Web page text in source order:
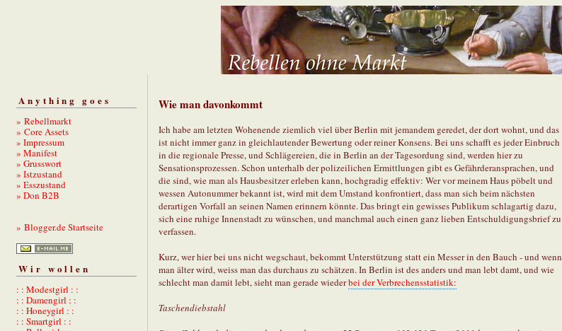
Anything goes
» Rebellmarkt
» Core Assets
» Impressum
» Manifest
» Grusswort
» Istzustand
» Esszustand
» Don B2B
» Blogger.de Startseite
Wir wollen
: : Modestgirl : :
: : Damengirl : :
: : Honeygirl : :
: : Smartgirl : :
Wie man davonkommt
Ich habe am letzten Wohenende ziemlich viel über Berlin mit jemandem geredet, der dort wohnt, und das
ist nicht immer ganz in gleichlautender Bewertung oder reiner Konsens. Bei uns schafft es jeder Einbruch
in die regionale Presse, und Schlägereien, die in Berlin an der Tagesordung sind, werden hier zu
Sensationsprozessen. Schon unterhalb der polizeilichen Ermittlungen gibt es Gefährderansprachen, und
die sind, wie man als Hausbesitzer erleben kann, hochgradig effektiv: Wer vor meinem Haus pöbelt und
wessen Autonummer bekannt ist, wird mit dem Umstand konfrontiert, dass man sich beim nächsten
derartigen Vorfall an seinen Namen erinnern könnte. Das bringt ein gewisses Publikum schlagartig dazu,
sich eine ruhige Innenstadt zu wünschen, und manchmal auch einen ganz lieben Entschuldigungsbrief zu
verfassen.
Kurz, wer hier bei uns nicht wegschaut, bekommt Unterstützung statt ein Messer in den Bauch - und wenn
man älter wird, weiss man das durchaus zu schätzen. In Berlin ist des anders und man lebt damt, und wie
schlecht man damit lebt, sieht man gerade wiederbei der Verbrechensstatistik:
Taschendiebstahl